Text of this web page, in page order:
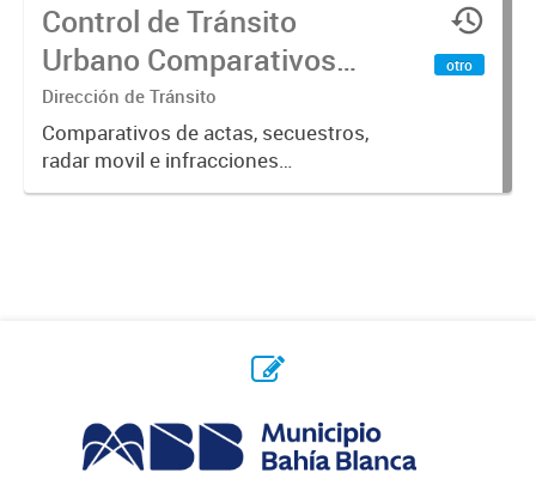
Control de Tránsito
Urbano Comparativos
años 2020-2021
Dirección de Tránsito
Comparativos de actas, secuestros,
radar movil e infracciones
correspondientes a los años 2020 y
otro